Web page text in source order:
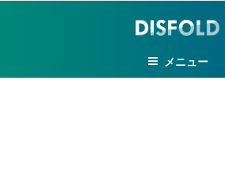
メニュー